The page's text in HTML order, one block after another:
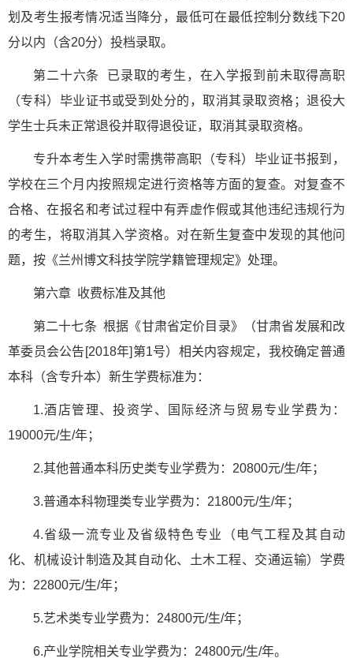
划及考生报考情况适当降分，最低可在最低控制分数线下20
分以内（含20分）投档录取。
第二十六条 已录取的考生，在入学报到前未取得高职
（专科）毕业证书或受到处分的，取消其录取资格；退役大
学生士兵未正常退役并取得退役证，取消其录取资格。
专升本考生入学时需携带高职（专科）毕业证书报到，
学校在三个月内按照规定进行资格等方面的复查。对复查不
合格、在报名和考试过程中有弄虚作假或其他违纪违规行为
的考生，将取消其入学资格。对在新生复查中发现的其他问
题，按《兰州博文科技学院学籍管理规定》处理。
第六章 收费标准及其他
第二十七条 根据《甘肃省定价目录》（甘肃省发展和改
革委员会公告[2018年]第1号）相关内容规定，我校确定普通
本科（含专升本）新生学费标准为：
1.酒店管理、投资学、国际经济与贸易专业学费为：
19000元/生/年；
2.其他普通本科历史类专业学费为：20800元/生/年；
3.普通本科物理类专业学费为：21800元/生/年；
4.省级一流专业及省级特色专业（电气工程及其自动
化、机械设计制造及其自动化、土木工程、交通运输）学费
为：22800元/生/年；
5.艺术类专业学费为：24800元/生/年；
6.产业学院相关专业学费为：24800元/生/年。